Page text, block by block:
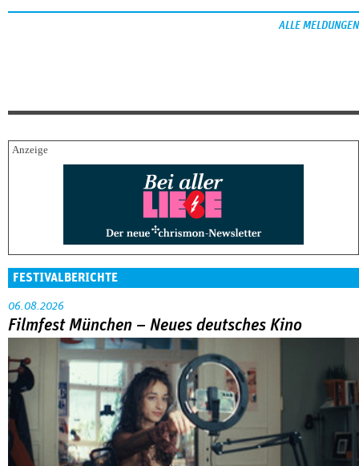
ALLE MELDUNGEN
FESTIVALBERICHTE
06.08.2026
Filmfest München – Neues deutsches Kino